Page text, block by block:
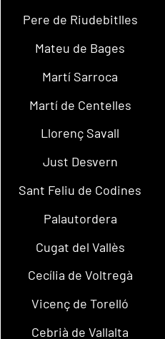
Pere de Riudebitlles
Mateu de Bages
Martí Sarroca
Martí de Centelles
Llorenç Savall
Just Desvern
Sant Feliu de Codines
Palautordera
Cugat del Vallès
Cecília de Voltregà
Vicenç de Torelló
Cebrià de Vallalta